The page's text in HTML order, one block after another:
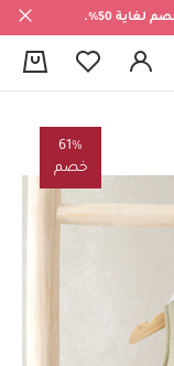
50%.
61%
خصم